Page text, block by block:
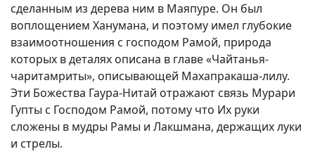
сделанным из дерева ним в Маяпуре. Он был
воплощением Ханумана, и поэтому имел глубокие
взаимоотношения с господом Рамой, природа
которых в деталях описана в главе «Чайтанья-
чаритамриты», описывающей Махапракаша-лилу.
Эти Божества Гаура-Нитай отражают связь Мурари
Гупты с Господом Рамой, потому что Их руки
сложены в мудры Рамы и Лакшмана, держащих луки
и стрелы.